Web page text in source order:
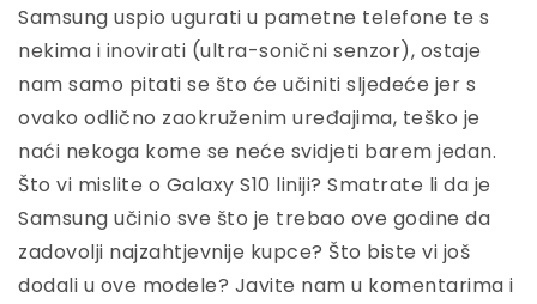
Samsung uspio ugurati u pametne telefone te s
nekima i inovirati (ultra-sonični senzor), ostaje
nam samo pitati se što će učiniti sljedeće jer s
ovako odlično zaokruženim uređajima, teško je
naći nekoga kome se neće svidjeti barem jedan.
Što vi mislite o Galaxy S10 liniji? Smatrate li da je
Samsung učinio sve što je trebao ove godine da
zadovolji najzahtjevnije kupce? Što biste vi još
dodali u ove modele? Javite nam u komentarima i